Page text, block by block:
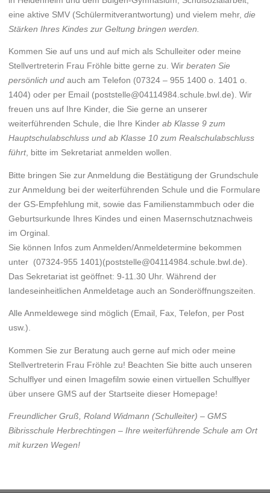
eine aktive SMV (Schülermitverantwortung) und vielem mehr, die
Stärken Ihres Kindes zur Geltung bringen werden.
Kommen Sie auf uns und auf mich als Schulleiter oder meine
Stellvertreterin Frau Fröhle bitte gerne zu. Wir beraten Sie
persönlich undauch am Telefon (07324 – 955 1400 o. 1401 o.
1404) oder per Email (poststelle@04114984.schule.bwl.de). Wir
freuen uns auf Ihre Kinder, die Sie gerne an unserer
weiterführenden Schule, die Ihre Kinder ab Klasse 9 zum
Hauptschulabschluss und ab Klasse 10 zum Realschulabschluss
führt, bitte im Sekretariat anmelden wollen.
Bitte bringen Sie zur Anmeldung die Bestätigung der Grundschule
zur Anmeldung bei der weiterführenden Schule und die Formulare
der GS-Empfehlung mit, sowie das Familienstammbuch oder die
Geburtsurkunde Ihres Kindes und einen Masernschutznachweis
im Orginal.
Sie können Infos zum Anmelden/Anmeldetermine bekommen
unter (07324-955 1401)(poststelle@04114984.schule.bwl.de).
Das Sekretariat ist geöffnet: 9-11.30 Uhr. Während der
landeseinheitlichen Anmeldetage auch an Sonderöffnungszeiten.
Alle Anmeldewege sind möglich (Email, Fax, Telefon, per Post
usw.).
Kommen Sie zur Beratung auch gerne auf mich oder meine
Stellvertreterin Frau Fröhle zu! Beachten Sie bitte auch unseren
Schulflyer und einen Imagefilm sowie einen virtuellen Schulflyer
über unsere GMS auf der Startseite dieser Homepage!
Freundlicher Gruß, Roland Widmann (Schulleiter) – GMS
Bibrisschule Herbrechtingen – Ihre weiterführende Schule am Ort
mit kurzen Wegen!